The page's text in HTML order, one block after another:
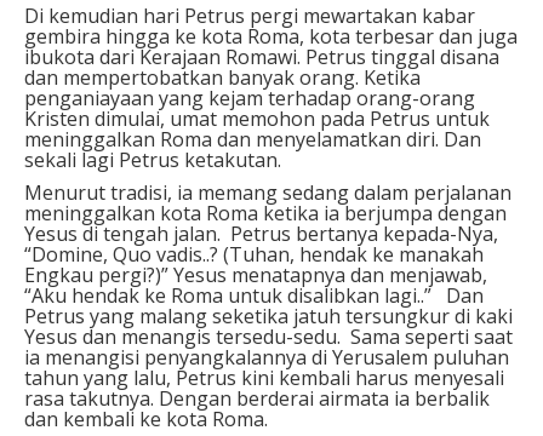
Di kemudian hari Petrus pergi mewartakan kabar
gembira hingga ke kota Roma, kota terbesar dan juga
ibukota dari Kerajaan Romawi. Petrus tinggal disana
dan mempertobatkan banyak orang. Ketika
penganiayaan yang kejam terhadap orang-orang
Kristen dimulai, umat memohon pada Petrus untuk
meninggalkan Roma dan menyelamatkan diri. Dan
sekali lagi Petrus ketakutan.
Menurut tradisi, ia memang sedang dalam perjalanan
meninggalkan kota Roma ketika ia berjumpa dengan
Yesus di tengah jalan. Petrus bertanya kepada-Nya,
“Domine, Quo vadis..? (Tuhan, hendak ke manakah
Engkau pergi?)” Yesus menatapnya dan menjawab,
“Aku hendak ke Roma untuk disalibkan lagi..” Dan
Petrus yang malang seketika jatuh tersungkur di kaki
Yesus dan menangis tersedu-sedu. Sama seperti saat
ia menangisi penyangkalannya di Yerusalem puluhan
tahun yang lalu, Petrus kini kembali harus menyesali
rasa takutnya. Dengan berderai airmata ia berbalik
dan kembali ke kota Roma.